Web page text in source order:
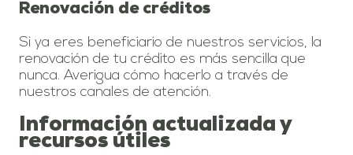
Renovación de créditos
Si ya eres beneficiario de nuestros servicios, la
renovación de tu crédito es más sencilla que
nunca. Averigua cómo hacerlo a través de
nuestros canales de atención.
Información actualizada y
recursos útiles